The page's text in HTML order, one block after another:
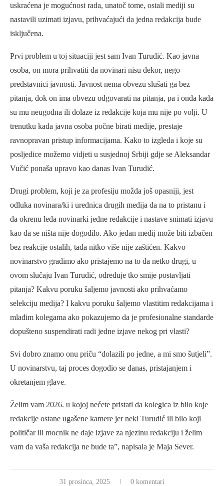
uskraćena je mogućnost rada, unatoč tome, ostali mediji su
nastavili uzimati izjavu, prihvaćajući da jedna redakcija bude
isključena.
Prvi problem u toj situaciji jest sam Ivan Turudić. Kao javna
osoba, on mora prihvatiti da novinari nisu dekor, nego
predstavnici javnosti. Javnost nema obvezu slušati ga bez
pitanja, dok on ima obvezu odgovarati na pitanja, pa i onda kada
su mu neugodna ili dolaze iz redakcije koja mu nije po volji. U
trenutku kada javna osoba počne birati medije, prestaje
ravnopravan pristup informacijama. Kako to izgleda i koje su
posljedice možemo vidjeti u susjednoj Srbiji gdje se Aleksandar
Vučić ponaša upravo kao danas Ivan Turudić.
Drugi problem, koji je za profesiju možda još opasniji, jest
odluka novinara/ki i urednica drugih medija da na to pristanu i
da okrenu leđa novinarki jedne redakcije i nastave snimati izjavu
kao da se ništa nije dogodilo. Ako jedan medij može biti izbačen
bez reakcije ostalih, tada nitko više nije zaštićen. Kakvo
novinarstvo gradimo ako pristajemo na to da netko drugi, u
ovom slučaju Ivan Turudić, određuje tko smije postavljati
pitanja? Kakvu poruku šaljemo javnosti ako prihvaćamo
selekciju medija? I kakvu poruku šaljemo vlastitim redakcijama i
mlađim kolegama ako pokazujemo da je profesionalne standarde
dopušteno suspendirati radi jedne izjave nekog pri vlasti?
Svi dobro znamo onu priču “dolazili po jedne, a mi smo šutjeli”.
U novinarstvu, taj proces dogodio se danas, pristajanjem i
okretanjem glave.
Želim vam 2026. u kojoj nećete pristati da kolegica iz bilo koje
redakcije ostane ugašene kamere jer neki Turudić ili bilo koji
političar ili mocnik ne daje izjave za njezinu redakciju i želim
vam da vaša redakcija ne bude ta”, napisala je Maja Sever.
31 prosinca, 2025 0 komentari